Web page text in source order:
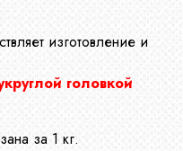
изготовление и
головкой
за 1 кг.